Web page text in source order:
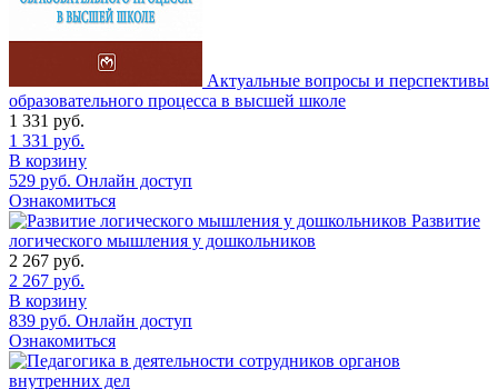
Актуальные вопросы и перспективы
образовательного процесса в высшей школе
1 331 руб.
1 331 руб.
В корзину
529 руб. Онлайн доступ
Ознакомиться
Развитие
логического мышления у дошкольников
2 267 руб.
2 267 руб.
В корзину
839 руб. Онлайн доступ
Ознакомиться